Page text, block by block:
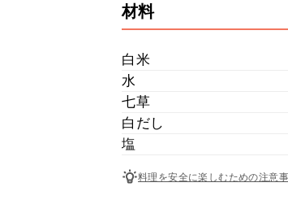
材料
白米
水
七草
白だし
塩
料理を安全に楽しむための注意